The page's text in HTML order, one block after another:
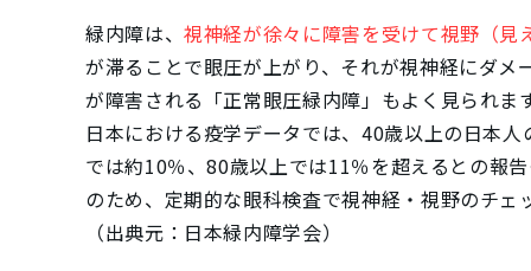
緑内障は、視神経が徐々に障害を受けて視野（
が滞ることで眼圧が上がり、それが視神経にダ
が障害される「正常眼圧緑内障」もよく見られま
日本における疫学データでは、40歳以上の日本
では約10％、80歳以上では11％を超えるとの報
のため、定期的な眼科検査で視神経・視野のチ
（出典元：日本緑内障学会）